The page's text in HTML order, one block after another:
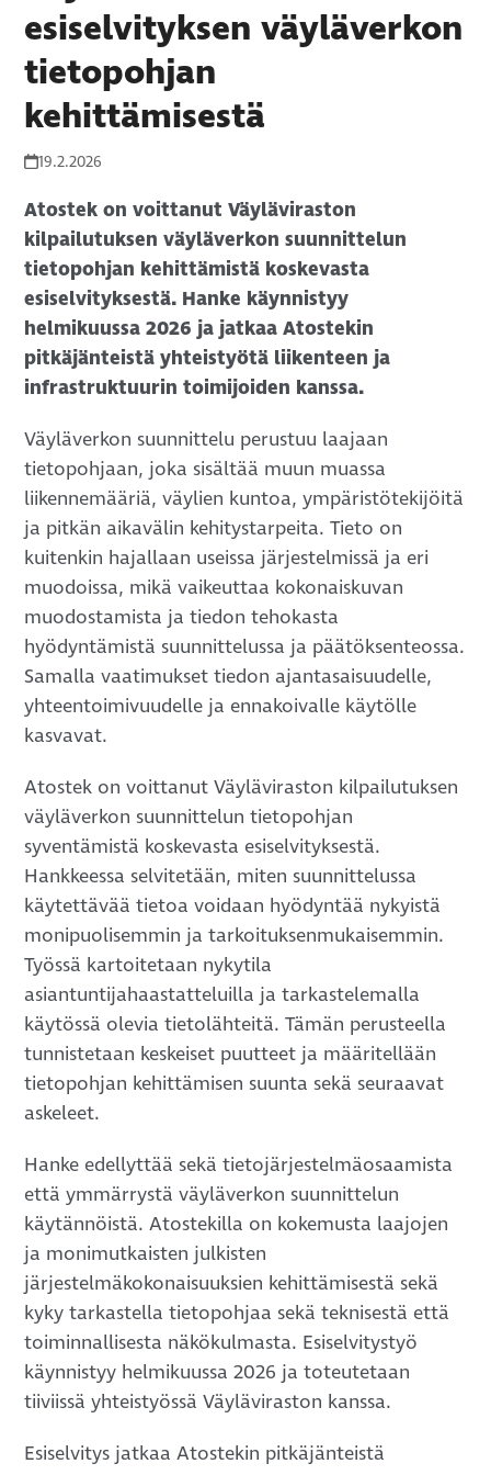
esiselvityksen väyläverkon
tietopohjan
kehittämisestä
19.2.2026
Atostek on voittanut Väyläviraston
kilpailutuksen väyläverkon suunnittelun
tietopohjan kehittämistä koskevasta
esiselvityksestä. Hanke käynnistyy
helmikuussa 2026 ja jatkaa Atostekin
pitkäjänteistä yhteistyötä liikenteen ja
infrastruktuurin toimijoiden kanssa.
Väyläverkon suunnittelu perustuu laajaan
tietopohjaan, joka sisältää muun muassa
liikennemääriä, väylien kuntoa, ympäristötekijöitä
ja pitkän aikavälin kehitystarpeita. Tieto on
kuitenkin hajallaan useissa järjestelmissä ja eri
muodoissa, mikä vaikeuttaa kokonaiskuvan
muodostamista ja tiedon tehokasta
hyödyntämistä suunnittelussa ja päätöksenteossa.
Samalla vaatimukset tiedon ajantasaisuudelle,
yhteentoimivuudelle ja ennakoivalle käytölle
kasvavat.
Atostek on voittanut Väyläviraston kilpailutuksen
väyläverkon suunnittelun tietopohjan
syventämistä koskevasta esiselvityksestä.
Hankkeessa selvitetään, miten suunnittelussa
käytettävää tietoa voidaan hyödyntää nykyistä
monipuolisemmin ja tarkoituksenmukaisemmin.
Työssä kartoitetaan nykytila
asiantuntijahaastatteluilla ja tarkastelemalla
käytössä olevia tietolähteitä. Tämän perusteella
tunnistetaan keskeiset puutteet ja määritellään
tietopohjan kehittämisen suunta sekä seuraavat
askeleet.
Hanke edellyttää sekä tietojärjestelmäosaamista
että ymmärrystä väyläverkon suunnittelun
käytännöistä. Atostekilla on kokemusta laajojen
ja monimutkaisten julkisten
järjestelmäkokonaisuuksien kehittämisestä sekä
kyky tarkastella tietopohjaa sekä teknisestä että
toiminnallisesta näkökulmasta. Esiselvitystyö
käynnistyy helmikuussa 2026 ja toteutetaan
tiiviissä yhteistyössä Väyläviraston kanssa.
Esiselvitys jatkaa Atostekin pitkäjänteistä